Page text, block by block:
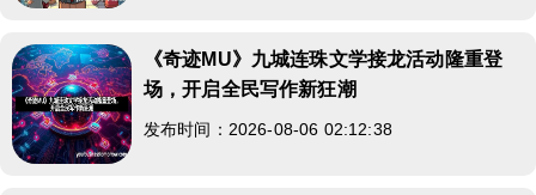
《奇迹MU》九城连珠文学接龙活动隆重登
场，开启全民写作新狂潮
发布时间：2026-08-06 02:12:38